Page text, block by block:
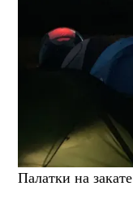
Палатки на закате